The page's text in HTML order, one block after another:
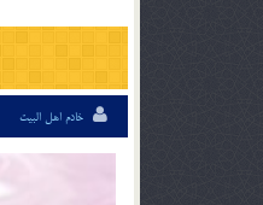
خادم اهل البیت